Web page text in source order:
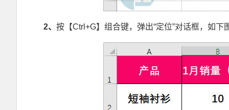
2、 按【Ctrl+G】组合键，弹出“定位”对话框，如下